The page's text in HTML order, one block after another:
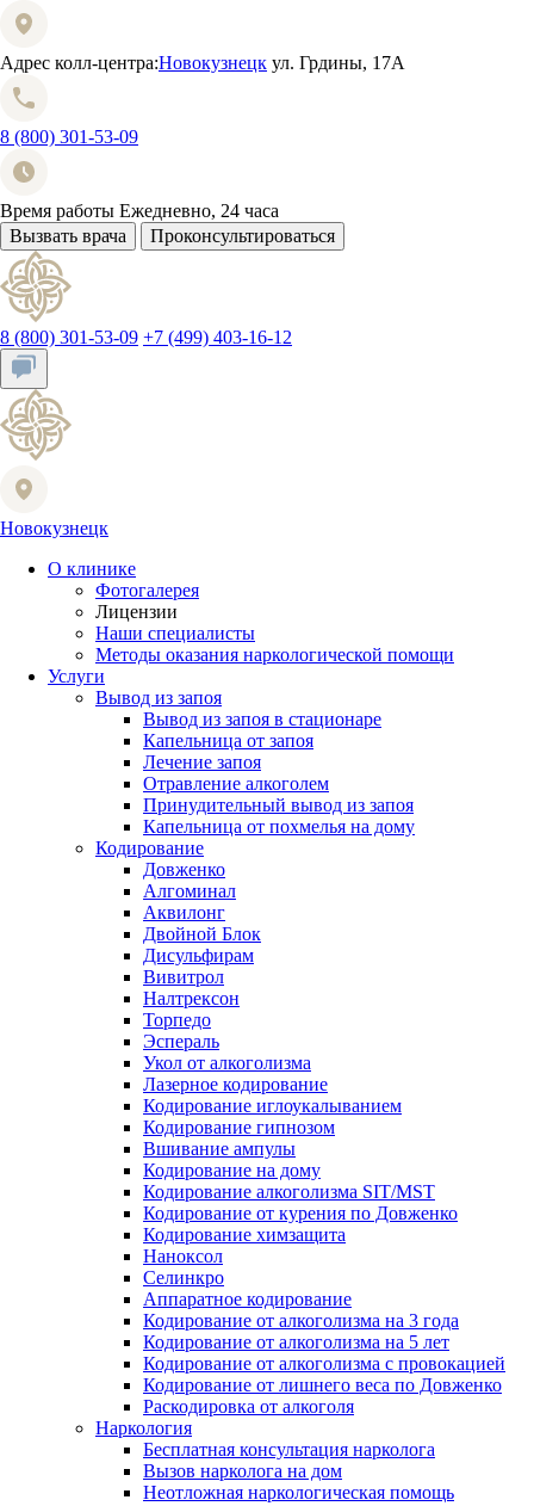
Адрес колл-центра:Новокузнецк ул. Грдины, 17А
8 (800) 301-53-09
Время работы Ежедневно, 24 часа
Вызвать врача
Проконсультироваться
8 (800) 301-53-09 +7 (499) 403-16-12
Новокузнецк
О клинике
Фотогалерея
Лицензии
Наши специалисты
Методы оказания наркологической помощи
Услуги
Вывод из запоя
Вывод из запоя в стационаре
Капельница от запоя
Лечение запоя
Отравление алкоголем
Принудительный вывод из запоя
Капельница от похмелья на дому
Кодирование
Довженко
Алгоминал
Аквилонг
Двойной Блок
Дисульфирам
Вивитрол
Налтрексон
Торпедо
Эспераль
Укол от алкоголизма
Лазерное кодирование
Кодирование иглоукалыванием
Кодирование гипнозом
Вшивание ампулы
Кодирование на дому
Кодирование алкоголизма SIT/MST
Кодирование от курения по Довженко
Кодирование химзащита
Наноксол
Селинкро
Аппаратное кодирование
Кодирование от алкоголизма на 3 года
Кодирование от алкоголизма на 5 лет
Кодирование от алкоголизма с провокацией
Кодирование от лишнего веса по Довженко
Раскодировка от алкоголя
Наркология
Бесплатная консультация нарколога
Вызов нарколога на дом
Неотложная наркологическая помощь